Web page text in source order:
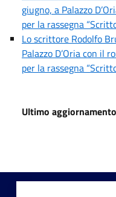
giugno, a Palazzo
per la rassegna
Lo scrittore Rodolfo
Palazzo D’Oria con il
per la rassegna
Ultimo aggiornamento